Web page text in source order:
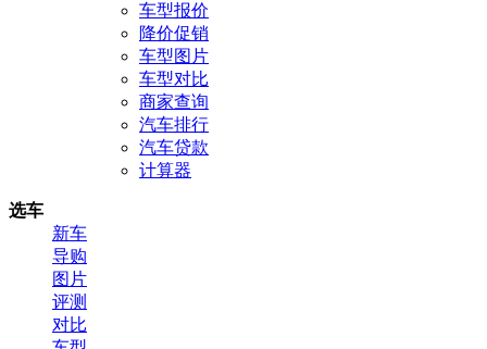
车型报价
降价促销
车型图片
车型对比
商家查询
汽车排行
汽车贷款
计算器
选车
新车
导购
图片
评测
对比